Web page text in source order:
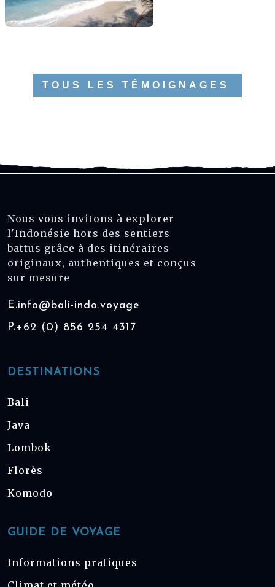
TOUS LES TÉMOIGNAGES
Nous vous invitons à explorer
l'Indonésie hors des sentiers
battus grâce à des itinéraires
originaux, authentiques et conçus
sur mesure
E.info@bali-indo.voyage
P.+62 (0) 856 254 4317
DESTINATIONS
Bali
Java
Lombok
Florès
Komodo
GUIDE DE VOYAGE
Informations pratiques